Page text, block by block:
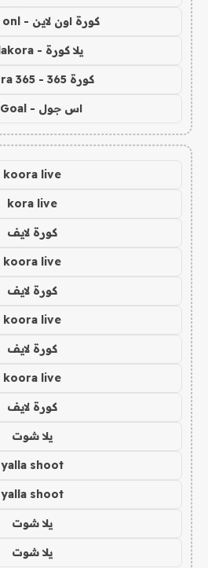
كورة اون لاين - koora onl
يلا كورة - yallakora
كورة 365 - kooora 365
اس جول - AS Goal
koora live
kora live
كورة لايف
koora live
كورة لايف
koora live
كورة لايف
koora live
كورة لايف
يلا شوت
yalla shoot
yalla shoot
يلا شوت
يلا شوت